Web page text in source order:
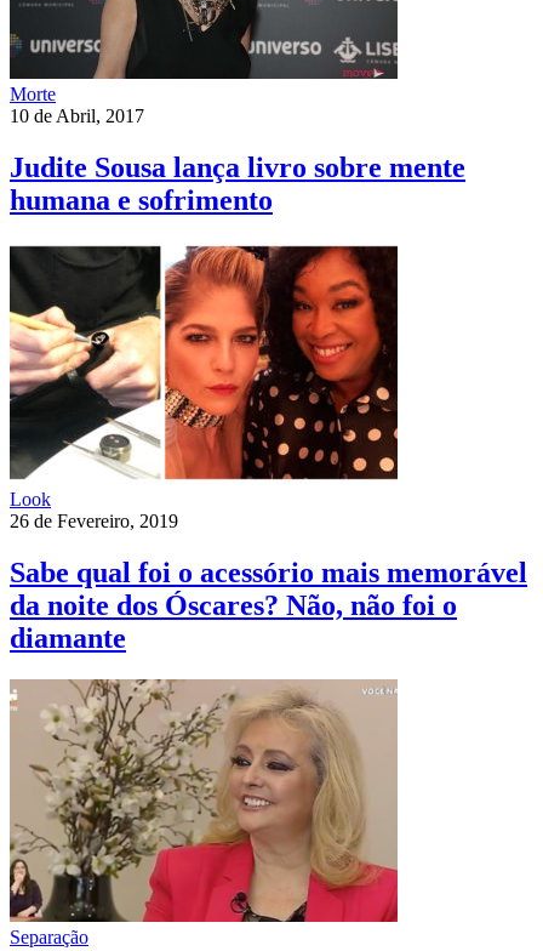
Morte
10 de Abril, 2017
Judite Sousa lança livro sobre mente
humana e sofrimento
Look
26 de Fevereiro, 2019
Sabe qual foi o acessório mais memorável
da noite dos Óscares? Não, não foi o
diamante
Separação